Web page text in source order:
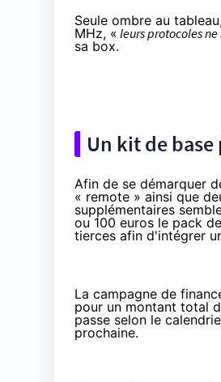
Seule ombre au
MHz, « leurs protocoles
sa box.
Un kit de
Afin de se démarquer
« remote » ainsi que
supplémentaires
ou 100 euros le pack
tierces afin d'intégrer
La campagne de
pour un montant total
passe selon le
prochaine.